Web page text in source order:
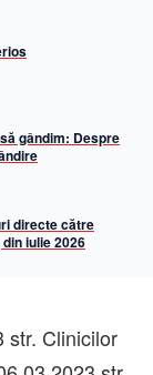
gândim: Despre
directe către
iulie 2026
str. Clinicilor